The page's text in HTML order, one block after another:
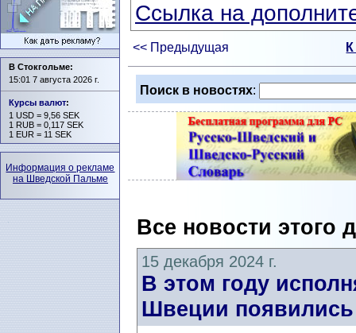
Ссылка на
<< Предыдущая
Поиск в новостях:
Все новости этого
15 декабря 2024 г.
В этом году
Швеции появились
В Стокгольме:
15:01 7 августа 2026 г.
Курсы валют:
1 USD = 9,56 SEK
1 RUB = 0,117 SEK
1 EUR = 11 SEK
Информация о рекламе
на Шведской Пальме